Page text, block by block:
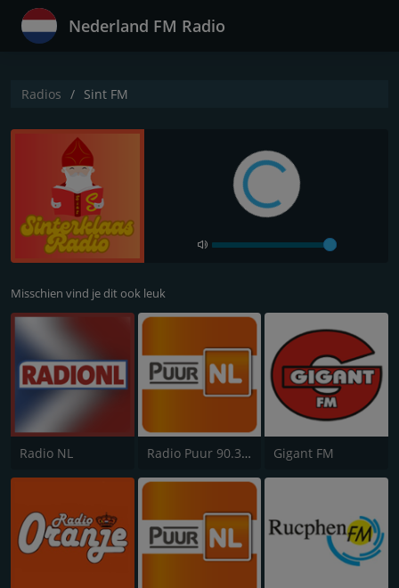
Nederland FM Radio
Radios Sint FM
Misschien vind je dit ook leuk
Radio NL Radio Puur 90.3 FM Zuidoost Brabant Gigant FM